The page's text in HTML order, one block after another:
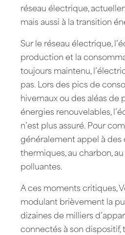
réseau électrique,
mais aussi à la transition
Sur le réseau électrique,
production et la
toujours maintenu,
pas. Lors des pics de
hivernaux ou des aléas de
énergies renouvelables,
n’est plus assuré. Pour
généralement appel à des
thermiques, au charbon,
polluantes.
A ces moments critiques,
modulant brièvement la
dizaines de milliers
connectés à son dispositif,